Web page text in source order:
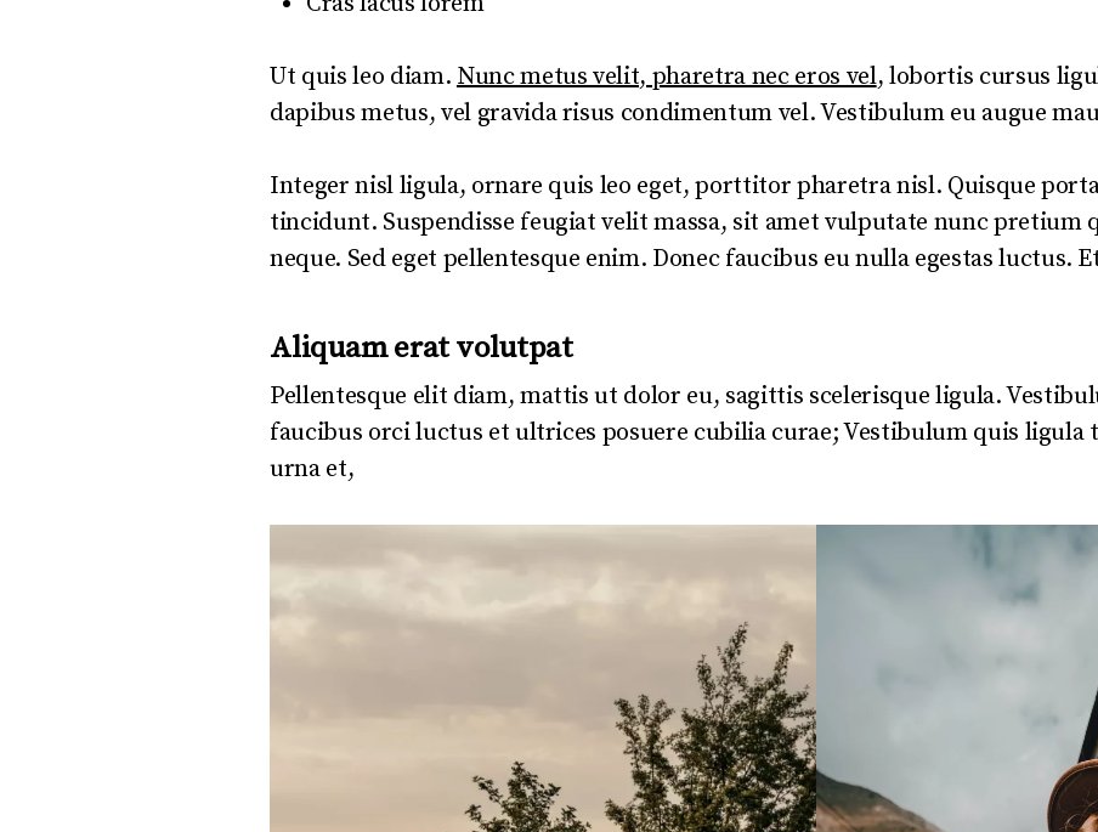
Ut quis leo diam. Nunc metus velit, pharetra nec eros vel, lobortis cursus
dapibus metus, vel gravida risus condimentum vel. Vestibulum eu augue
Integer nisl ligula, ornare quis leo eget, porttitor pharetra nisl. Quisque
tincidunt. Suspendisse feugiat velit massa, sit amet vulputate nunc pretium
neque. Sed eget pellentesque enim. Donec faucibus eu nulla egestas luctus.
Aliquam erat volutpat
Pellentesque elit diam, mattis ut dolor eu, sagittis scelerisque ligula.
faucibus orci luctus et ultrices posuere cubilia curae; Vestibulum quis ligula
urna et,